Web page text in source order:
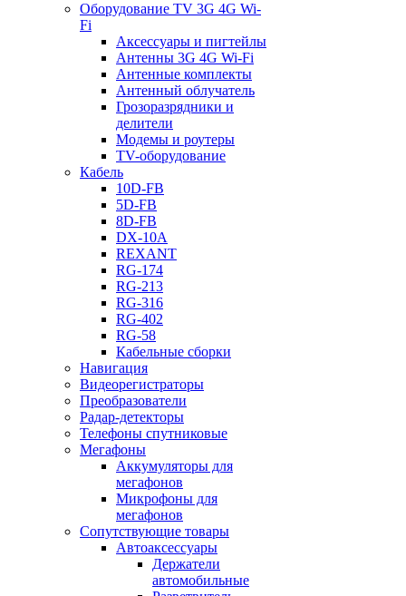
Оборудование TV 3G 4G Wi-
Fi
Аксессуары и пигтейлы
Антенны 3G 4G Wi-Fi
Антенные комплекты
Антенный облучатель
Грозоразрядники и
делители
Модемы и роутеры
TV-оборудование
Кабель
10D-FB
5D-FB
8D-FB
DX-10A
REXANT
RG-174
RG-213
RG-316
RG-402
RG-58
Кабельные сборки
Навигация
Видеорегистраторы
Преобразователи
Радар-детекторы
Телефоны спутниковые
Мегафоны
Аккумуляторы для
мегафонов
Микрофоны для
мегафонов
Сопутствующие товары
Автоаксессуары
Держатели
автомобильные